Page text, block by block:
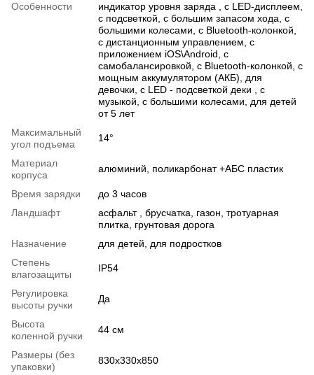
Особенности
индикатор уровня заряда , с LED-дисплеем,
с подсветкой, с большим запасом хода, с
большими колесами, с Bluetooth-колонкой,
с дистанционным управлением, с
приложением iOS\Android, с
самобалансировкой, с Bluetooth-колонкой, с
мощным аккумулятором (АКБ), для
девочки, c LED - подсветкой деки , с
музыкой, с большими колесами, для детей
от 5 лет
Максимальный
угол подъема
14°
Материал
корпуса
алюминий, поликарбонат +АБС пластик
Время зарядки
до 3 часов
Ландшафт
асфальт , брусчатка, газон, тротуарная
плитка, грунтовая дорога
Назначение
для детей, для подростков
Степень
влагозащиты
IP54
Регулировка
высоты ручки
Да
Высота
коленной ручки
44 см
Размеры (без
упаковки)
830х330х850